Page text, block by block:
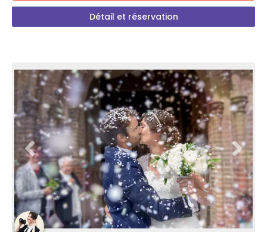
Détail et réservation